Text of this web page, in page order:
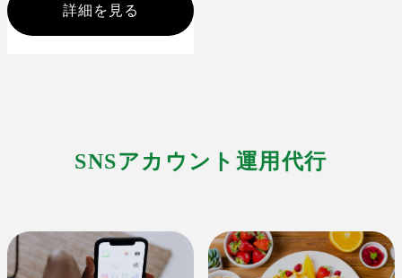
詳細を見る
SNSアカウント運用代行